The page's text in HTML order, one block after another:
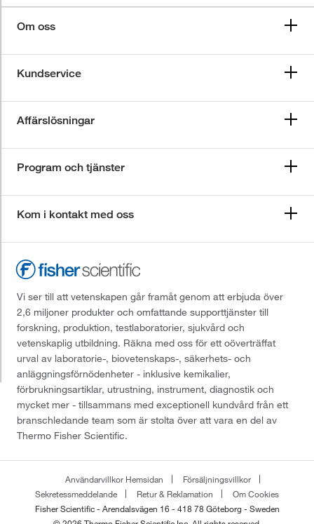
Om oss
Kundservice
Affärslösningar
Program och tjänster
Kom i kontakt med oss
Vi ser till att vetenskapen går framåt genom att erbjuda över
2,6 miljoner produkter och omfattande supporttjänster till
forskning, produktion, testlaboratorier, sjukvård och
vetenskaplig utbildning. Räkna med oss för ett oöverträffat
urval av laboratorie-, biovetenskaps-, säkerhets- och
anläggningsförnödenheter - inklusive kemikalier,
förbrukningsartiklar, utrustning, instrument, diagnostik och
mycket mer - tillsammans med exceptionell kundvård från ett
branschledande team som är stolta över att vara en del av
Thermo Fisher Scientific.
Användarvillkor Hemsidan
Försäljningsvillkor
Sekretessmeddelande
Retur & Reklamation
Om Cookies
Fisher Scientific - Arendalsvägen 16 - 418 78 Göteborg - Sweden